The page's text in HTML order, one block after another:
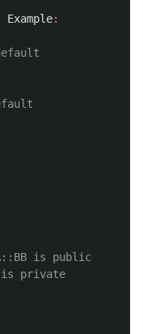
Example:
is public
private